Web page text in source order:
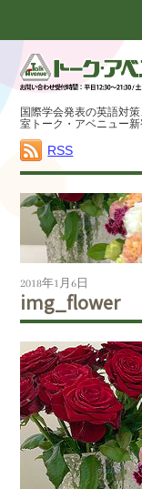
down
content
国際学会発表の英語対
室トーク・アベニュー
RSS
2018年1月6日
img_flower